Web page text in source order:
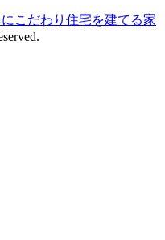
こだわり住宅を建てる家